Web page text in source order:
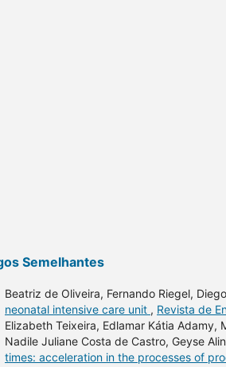
Semelhantes
Beatriz de Oliveira, Fernando Riegel,
neonatal intensive care unit , Revista de
Elizabeth Teixeira, Edlamar Kátia Adamy,
Nadile Juliane Costa de Castro, Geyse
times: acceleration in the processes of